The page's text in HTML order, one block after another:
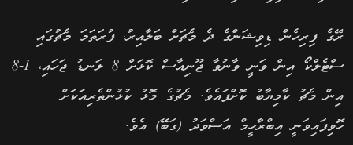
ރޭގެ ފިރިހެން ޑިވިޝަންގެ ދެ މެޗަށް ބަލާއިރު، ފުރަތަމަ މެޗުގައި
ސްޓެލްކޯ އިން ވަނީ ވާނުވާ ޖޫނިއާސް ކޮޅަށް 8 ލަނޑު ޖަހައި، 1-8
އިން މެޗު ކާމިޔާބު ކޮށްފައެވެ. މެޗުގެ މޮޅު ކުޅުންތެރިއަކަށް
ހޮވިފައިވަނީ އިބްރާހީމް އަސްވަދު (ގަބޭ) އެވެ.